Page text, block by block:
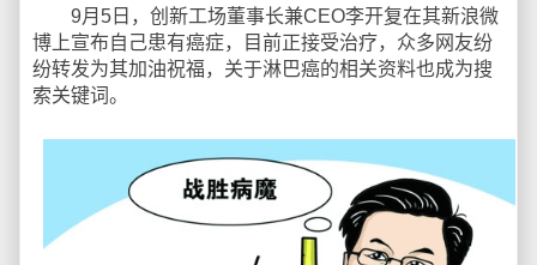
9月5日，创新工场董事长兼CEO李开复在其新浪微
博上宣布自己患有癌症，目前正接受治疗，众多网友纷
纷转发为其加油祝福，关于淋巴癌的相关资料也成为搜
索关键词。